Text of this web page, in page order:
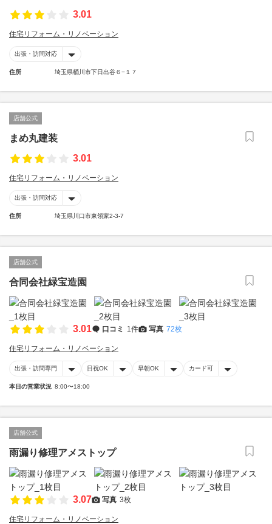
3.01
住宅リフォーム・リノベーション
出張・訪問対応
住所 埼玉県桶川市下日出谷６−１７
店舗公式
まめ丸建装
3.01
住宅リフォーム・リノベーション
出張・訪問対応
住所 埼玉県川口市東領家2-3-7
店舗公式
合同会社緑宝造園
3.01 口コミ 1件 写真 72枚
住宅リフォーム・リノベーション
出張・訪問専門 日祝OK 早朝OK カード可
本日の営業状況 8:00〜18:00
店舗公式
雨漏り修理アメストップ
3.07 写真 3枚
住宅リフォーム・リノベーション